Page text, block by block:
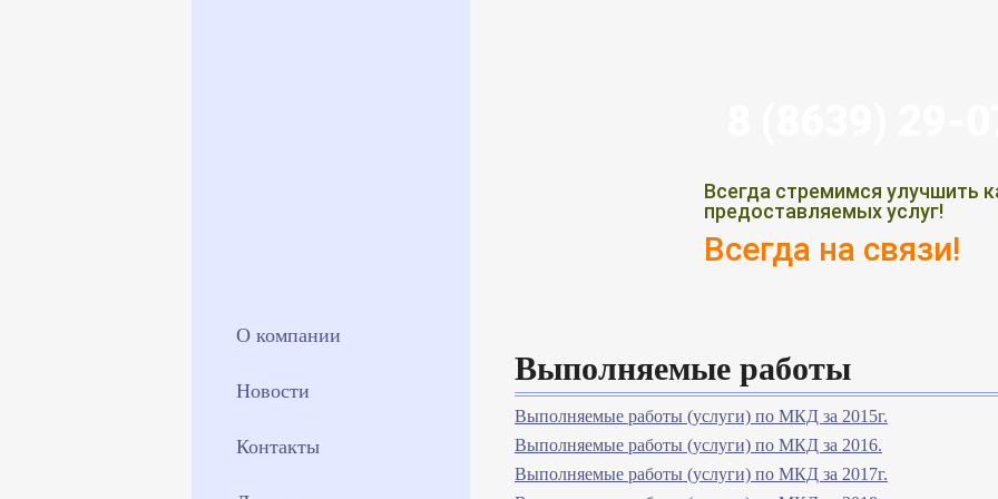
О компании
Новости
Контакты
Всегда стремимся улучшить
предоставляемых услуг!
Всегда на связи!
Выполняемые работы
Выполняемые работы (услуги) по МКД за 2015г.
Выполняемые работы (услуги) по МКД за 2016.
Выполняемые работы (услуги) по МКД за 2017г.